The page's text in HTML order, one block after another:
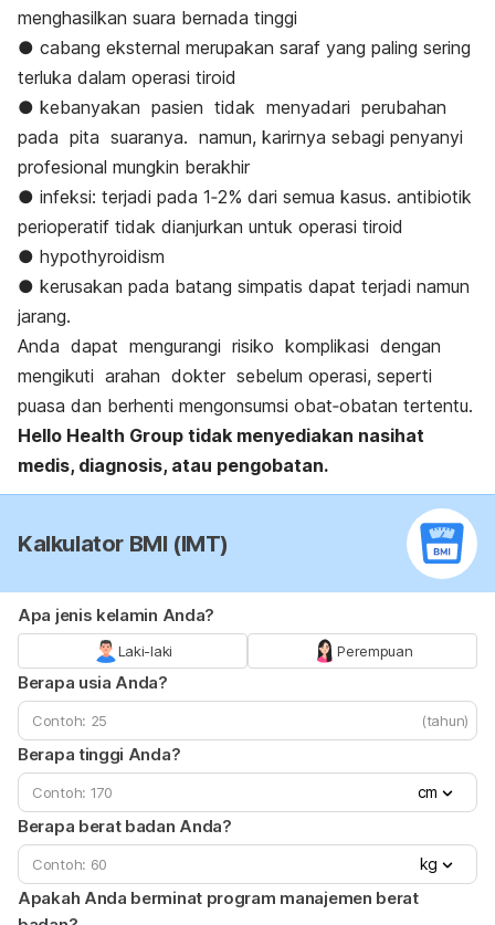
menghasilkan suara bernada tinggi
● cabang eksternal merupakan saraf yang paling sering
terluka dalam operasi tiroid
● kebanyakan pasien tidak menyadari perubahan
pada pita suaranya. namun, karirnya sebagi penyanyi
profesional mungkin berakhir
● infeksi: terjadi pada 1‐2% dari semua kasus. antibiotik
perioperatif tidak dianjurkan untuk operasi tiroid
● hypothyroidism
● kerusakan pada batang simpatis dapat terjadi namun
jarang.
Anda dapat mengurangi risiko komplikasi dengan
mengikuti arahan dokter sebelum operasi, seperti
puasa dan berhenti mengonsumsi obat‐obatan tertentu.
Hello Health Group tidak menyediakan nasihat
medis, diagnosis, atau pengobatan.
Kalkulator BMI (IMT)
Apa jenis kelamin Anda?
Laki-laki Perempuan
Berapa usia Anda?
(tahun)
Berapa tinggi Anda?
cm
Berapa berat badan Anda?
kg
Apakah Anda berminat program manajemen berat